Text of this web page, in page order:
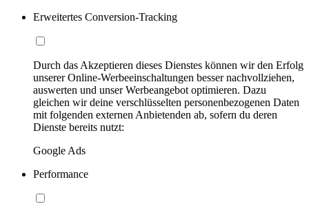
Erweitertes Conversion-Tracking
Durch das Akzeptieren dieses Dienstes können wir den Erfolg
unserer Online-Werbeeinschaltungen besser nachvollziehen,
auswerten und unser Werbeangebot optimieren. Dazu
gleichen wir deine verschlüsselten personenbezogenen Daten
mit folgenden externen Anbietenden ab, sofern du deren
Dienste bereits nutzt:
Google Ads
Performance